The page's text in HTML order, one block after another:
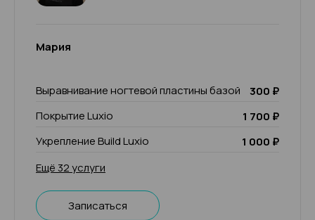
Мария
Выравнивание ногтевой пластины базой
300 ₽
Покрытие Luxio
1 700 ₽
Укрепление Build Luxio
1 000 ₽
Ещё 32 услуги
Записаться